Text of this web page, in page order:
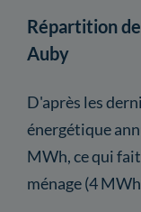
Répartition
Auby
D'après les
énergétique
MWh, ce qui
ménage (4